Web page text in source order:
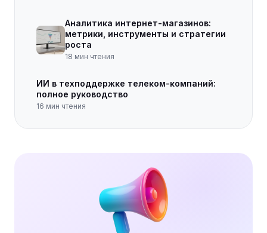
Аналитика интернет-магазинов:
метрики, инструменты и стратегии
роста
18 мин чтения
ИИ в техподдержке телеком-компаний:
полное руководство
16 мин чтения